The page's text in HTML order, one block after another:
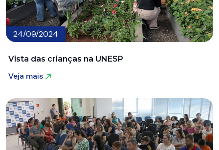
24/09/2024
Vista das crianças na UNESP
Veja mais